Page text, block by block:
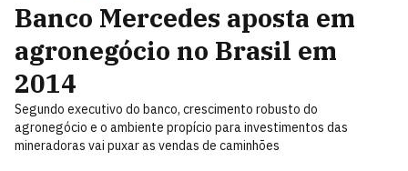
Banco Mercedes aposta em
agronegócio no Brasil em
2014
Segundo executivo do banco, crescimento robusto do
agronegócio e o ambiente propício para investimentos das
mineradoras vai puxar as vendas de caminhões